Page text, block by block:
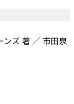
ズ 著 ／ 市田泉